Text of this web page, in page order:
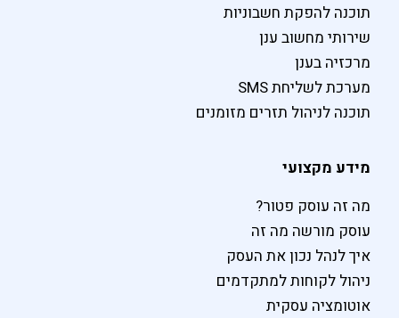
תוכנה להפקת חשבוניות
שירותי מחשוב ענן
מרכזיה בענן
מערכת לשליחת SMS
תוכנה לניהול תזרים מזומנים
מידע מקצועי
מה זה עוסק פטור?
עוסק מורשה מה זה
איך לנהל נכון את העסק
ניהול לקוחות למתקדמים
אוטומציה עסקית